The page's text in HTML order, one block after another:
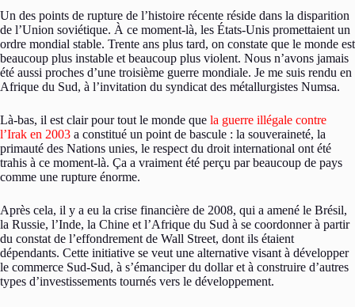
Un des points de rupture de l’histoire récente réside dans la disparition
de l’Union soviétique. À ce moment-là, les États-Unis promettaient un
ordre mondial stable. Trente ans plus tard, on constate que le monde est
beaucoup plus instable et beaucoup plus violent. Nous n’avons jamais
été aussi proches d’une troisième guerre mondiale. Je me suis rendu en
Afrique du Sud, à l’invitation du syndicat des métallurgistes Numsa.
Là-bas, il est clair pour tout le monde que la guerre illégale contre
l’Irak en 2003 a constitué un point de bascule : la souveraineté, la
primauté des Nations unies, le respect du droit international ont été
trahis à ce moment-là. Ça a vraiment été perçu par beaucoup de pays
comme une rupture énorme.
Après cela, il y a eu la crise financière de 2008, qui a amené le Brésil,
la Russie, l’Inde, la Chine et l’Afrique du Sud à se coordonner à partir
du constat de l’effondrement de Wall Street, dont ils étaient
dépendants. Cette initiative se veut une alternative visant à développer
le commerce Sud-Sud, à s’émanciper du dollar et à construire d’autres
types d’investissements tournés vers le développement.